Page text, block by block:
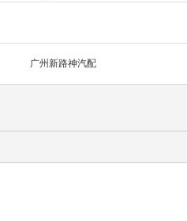
广州新路神汽配